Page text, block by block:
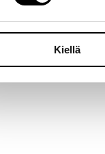
Kiellä